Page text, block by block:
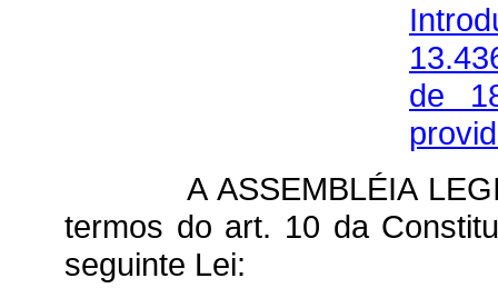
de
A ASSEMBLÉIA
termos do art. 10 da
seguinte Lei: